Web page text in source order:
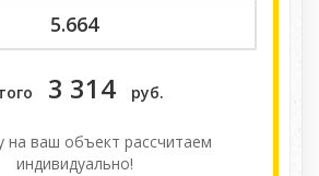
3 314 руб.
на ваш объект расcчитаем
индивидуально!